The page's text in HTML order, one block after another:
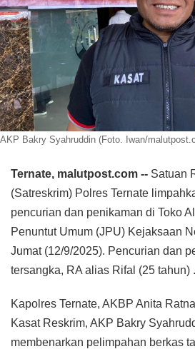
AKP Bakry Syahruddin (Foto. Iwan/
Ternate, malutpost.com -- Satuan
(Satreskrim) Polres Ternate
pencurian dan penikaman di Toko
Penuntut Umum (JPU) Kejaksaan
Jumat (12/9/2025). Pencurian dan
tersangka, RA alias Rifal (25 tahun) .
Kapolres Ternate, AKBP Anita
Kasat Reskrim, AKP Bakry
membenarkan pelimpahan berkas